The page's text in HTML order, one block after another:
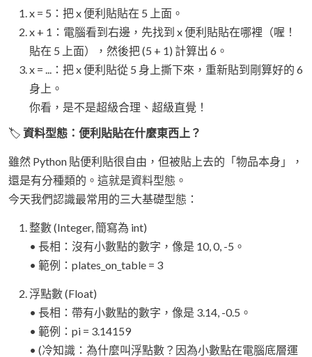
x = 5：把 x 便利貼貼在 5 上面。
x + 1：電腦看到右邊，先找到 x 便利貼貼在哪裡（喔！
貼在 5 上面），然後把 (5 + 1) 計算出 6。
x = ...：把 x 便利貼從 5 身上撕下來，重新貼到剛算好的 6
身上。
你看，是不是超級合理、超級直覺！
🏷️ 資料型態：便利貼貼在什麼東西上？
雖然 Python 貼便利貼很自由，但被貼上去的「物品本身」，
還是有分種類的。這就是資料型態。
今天我們認識最常用的三大基礎型態：
整數 (Integer, 簡寫為 int)
• 長相：沒有小數點的數字，像是 10, 0, -5。
• 範例：plates_on_table = 3
浮點數 (Float)
• 長相：帶有小數點的數字，像是 3.14, -0.5。
• 範例：pi = 3.14159
• (冷知識：為什麼叫浮點數？因為小數點在電腦底層運